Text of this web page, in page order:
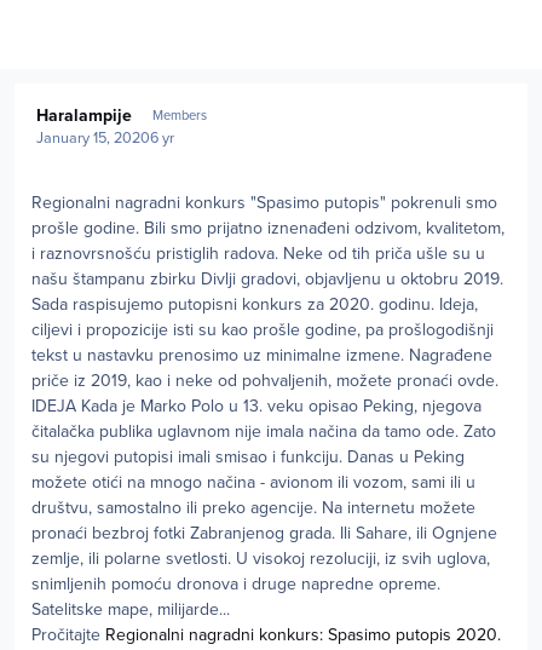
Haralampije Members
January 15, 20206 yr
Regionalni nagradni konkurs "Spasimo putopis" pokrenuli smo
prošle godine. Bili smo prijatno iznenađeni odzivom, kvalitetom,
i raznovrsnošću pristiglih radova. Neke od tih priča ušle su u
našu štampanu zbirku Divlji gradovi, objavljenu u oktobru 2019.
Sada raspisujemo putopisni konkurs za 2020. godinu. Ideja,
ciljevi i propozicije isti su kao prošle godine, pa prošlogodišnji
tekst u nastavku prenosimo uz minimalne izmene. Nagrađene
priče iz 2019, kao i neke od pohvaljenih, možete pronaći ovde.
IDEJA Kada je Marko Polo u 13. veku opisao Peking, njegova
čitalačka publika uglavnom nije imala načina da tamo ode. Zato
su njegovi putopisi imali smisao i funkciju. Danas u Peking
možete otići na mnogo načina - avionom ili vozom, sami ili u
društvu, samostalno ili preko agencije. Na internetu možete
pronaći bezbroj fotki Zabranjenog grada. Ili Sahare, ili Ognjene
zemlje, ili polarne svetlosti. U visokoj rezoluciji, iz svih uglova,
snimljenih pomoću dronova i druge napredne opreme.
Satelitske mape, milijarde...
Pročitajte Regionalni nagradni konkurs: Spasimo putopis 2020.